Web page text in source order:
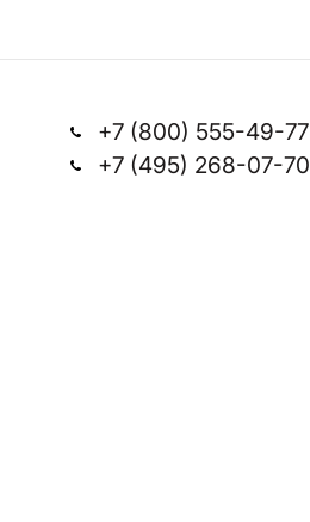
+7 (800) 555-49-77
+7 (495) 268-07-70